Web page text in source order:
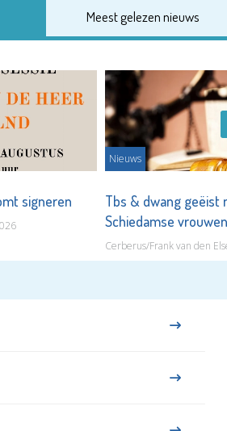
Meest gelezen nieuws
signeren
Nieuws
Tbs & dwang geëist
Schiedamse
Cerberus/Frank van den